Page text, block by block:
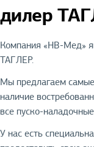
дилер
Компания «НВ-Мед»
ТАГЛЕР.
Мы предлагаем
наличие
все пуско-
У нас есть